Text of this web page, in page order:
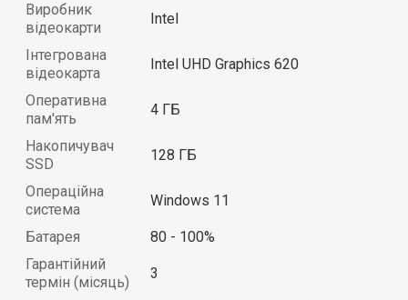
Виробник
відеокарти
Intel
Інтегрована
відеокарта
Intel UHD Graphics 620
Оперативна
пам'ять
4 ГБ
Накопичувач
SSD
128 ГБ
Операційна
система
Windows 11
Батарея
80 - 100%
Гарантійний
термін (місяць)
3